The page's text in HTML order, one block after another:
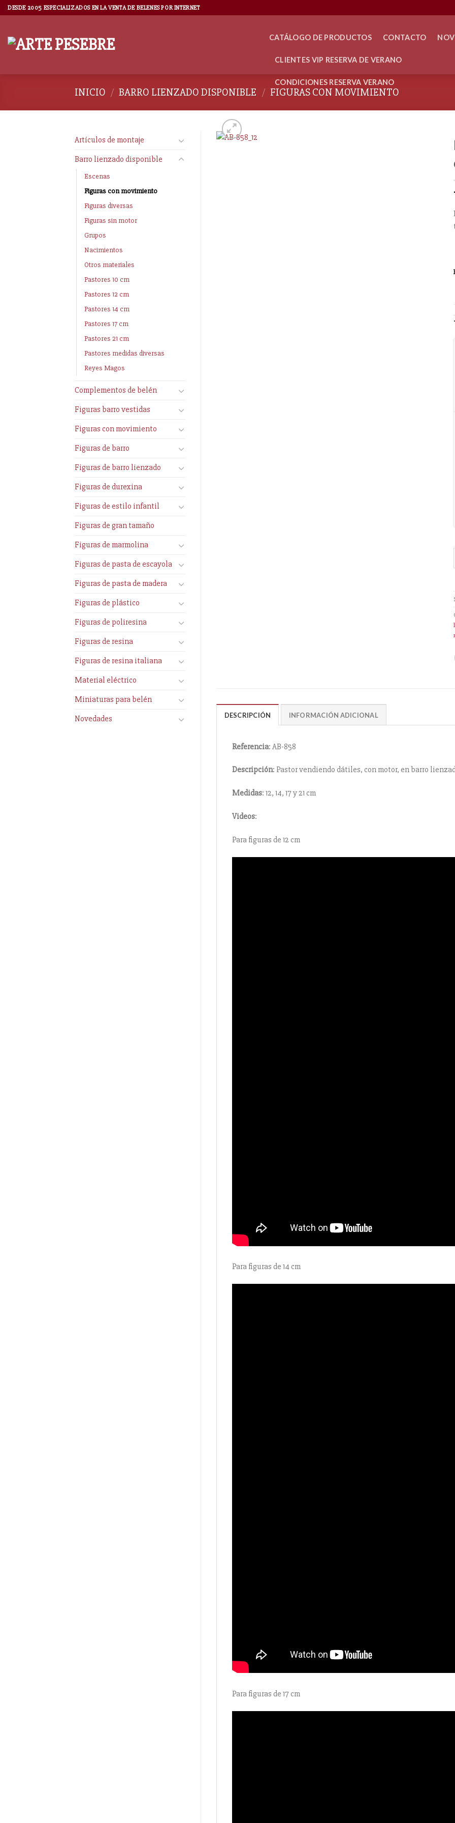
DESDE 2005 ESPECIALIZADOS EN LA VENTA DE BELENES POR INTERNET
CATÁLOGO DE PRODUCTOS CONTACTO
CLIENTES VIP RESERVA DE VERANO
CONDICIONES RESERVA VERANO
INICIO / BARRO LIENZADO DISPONIBLE / FIGURAS CON MOVIMIENTO
Artículos de montaje
Barro lienzado disponible
Escenas
Figuras con movimiento
Figuras diversas
Figuras sin motor
Grupos
Nacimientos
Otros materiales
Pastores 10 cm
Pastores 12 cm
Pastores 14 cm
Pastores 17 cm
Pastores 21 cm
Pastores medidas diversas
Reyes Magos
Complementos de belén
Figuras barro vestidas
Figuras con movimiento
Figuras de barro
Figuras de barro lienzado
Figuras de durexina
Figuras de estilo infantil
Figuras de gran tamaño
Figuras de marmolina
Figuras de pasta de escayola
Figuras de pasta de madera
Figuras de plástico
Figuras de poliresina
Figuras de resina
Figuras de resina italiana
Material eléctrico
Miniaturas para belén
Novedades
DESCRIPCIÓN INFORMACIÓN ADICIONAL
Referencia: AB-858
Descripción: Pastor vendiendo dátiles, con motor, en barro
Medidas: 12, 14, 17 y 21 cm
Videos:
Para figuras de 12 cm
Para figuras de 14 cm
Para figuras de 17 cm